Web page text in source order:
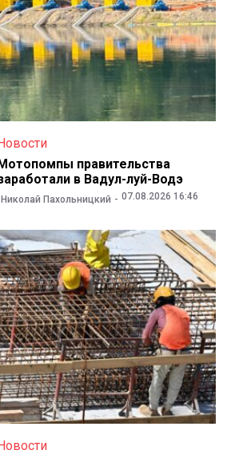
правительства
в Вадул-луй-Водэ
Николай Пахольницкий 07.08.2026 16:46
Новости